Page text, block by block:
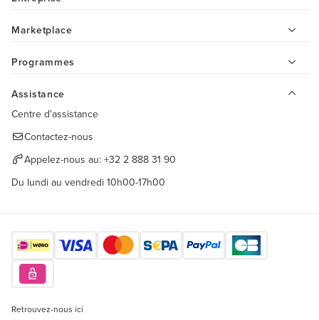
Marketplace
Programmes
Assistance
Centre d'assistance
Contactez-nous
Appelez-nous au: +32 2 888 31 90
Du lundi au vendredi 10h00-17h00
Retrouvez-nous ici